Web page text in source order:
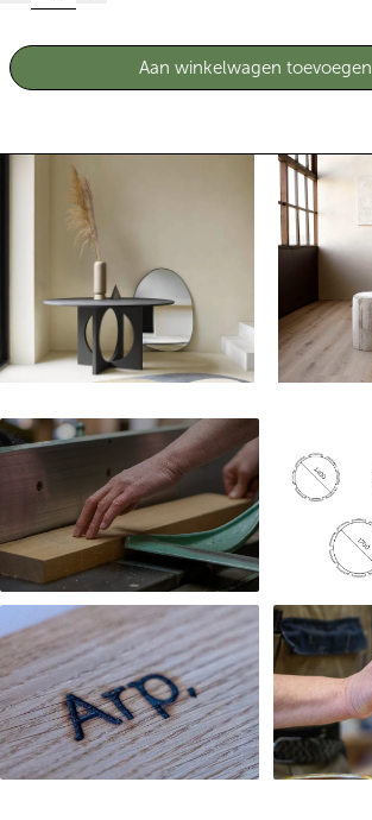
Aan winkelwagen toevoegen